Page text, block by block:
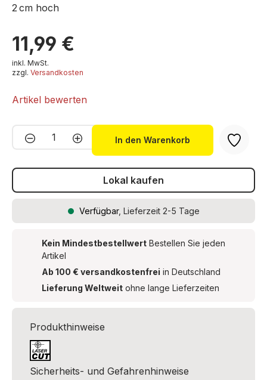
2 cm hoch
11,99 €
inkl. MwSt.
zzgl. Versandkosten
Artikel bewerten
Produkt Anzahl: Gib den
In den Warenkorb
Lokal kaufen
Verfügbar, Lieferzeit 2-5 Tage
Kein Mindestbestellwert Bestellen Sie jeden
Artikel
Ab 100 € versandkostenfrei in Deutschland
Lieferung Weltweit ohne lange Lieferzeiten
Produkthinweise
Sicherheits- und Gefahrenhinweise